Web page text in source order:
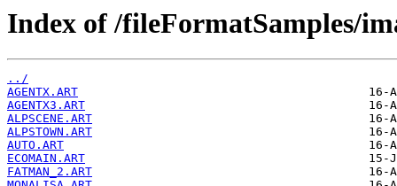
Index of /fileFormatSamples/
../
AGENTX.ART
AGENTX3.ART
ALPSCENE.ART
ALPSTOWN.ART
AUTO.ART
ECOMAIN.ART
FATMAN_2.ART